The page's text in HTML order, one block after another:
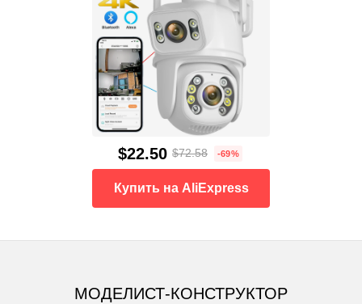
$22.50 $72.58 -69%
Купить на AliExpress
МОДЕЛИСТ-КОНСТРУКТОР